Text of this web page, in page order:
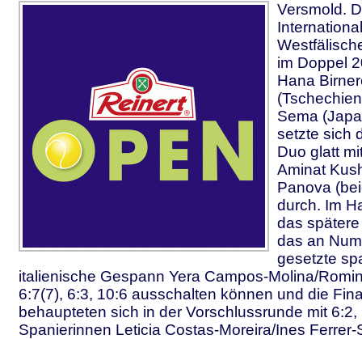
Versmold.
im Doppel
Hana
Sema
setzte sich
Duo glatt
Aminat
Panova
durch. Im
das
das an
gesetzte
italienische Gespann Yera Campos-Molina/
6:7(7), 6:3, 10:6 ausschalten können und die
behaupteten sich in der Vorschlussrunde mit
Spanierinnen Leticia Costas-Moreira/Ines Ferrer-